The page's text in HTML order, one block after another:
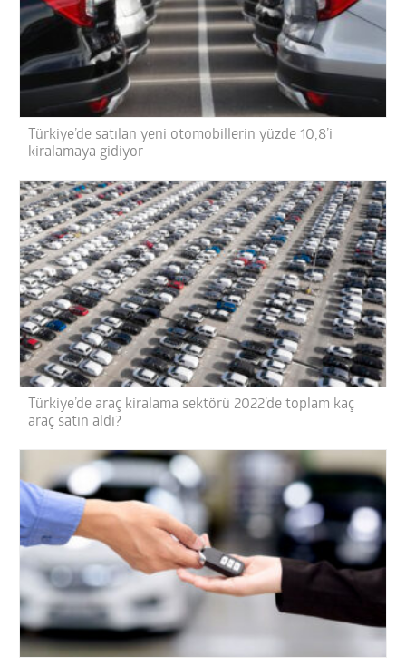
Türkiye’de satılan yeni otomobillerin yüzde 10,8’i
kiralamaya gidiyor
Türkiye’de araç kiralama sektörü 2022’de toplam kaç
araç satın aldı?